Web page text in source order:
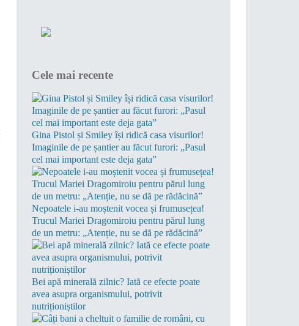
Cele mai recente
Gina Pistol și Smiley își ridică casa visurilor!
Imaginile de pe șantier au făcut furori: „Pasul
cel mai important este deja gata”
Nepoatele i-au moștenit vocea și frumusețea!
Trucul Mariei Dragomiroiu pentru părul lung
de un metru: „Atenție, nu se dă pe rădăcină”
Bei apă minerală zilnic? Iată ce efecte poate
avea asupra organismului, potrivit
nutriționiștilor